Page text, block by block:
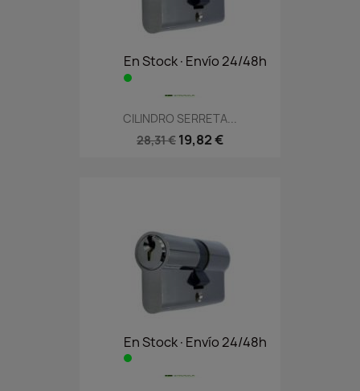
En Stock·Envío 24/48h
CILINDRO SERRETA...
28,31 € 19,82 €
En Stock·Envío 24/48h